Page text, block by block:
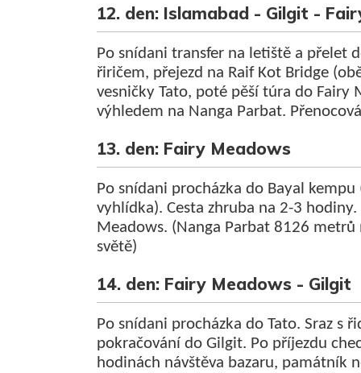
12. den: Islamabad - Gilgit -
Po snídani transfer na letiště a přelet
řiričem, přejezd na Raif Kot Bridge
vesničky Tato, poté pěší túra do Fairy
výhledem na Nanga Parbat.
13. den: Fairy Meadows
Po snídani procházka do Bayal
vyhlídka). Cesta zhruba na 2-3
Meadows. (Nanga Parbat 8126
světě)
14. den: Fairy Meadows - Gilgit
Po snídani procházka do Tato. Sraz s
pokračování do Gilgit. Po příjezdu
hodinách návštěva bazaru, památník